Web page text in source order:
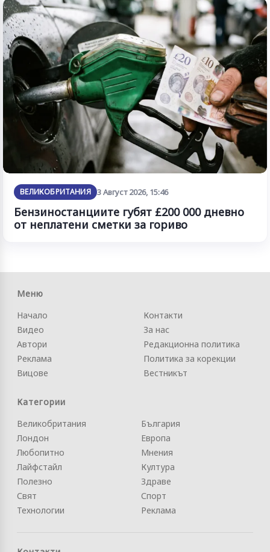
ВЕЛИКОБРИТАНИЯ 3 Август 2026, 15:46
Бензиностанциите губят £200 000 дневно
от неплатени сметки за гориво
Меню
Начало
Видео
Автори
Реклама
Вицове
Контакти
За нас
Редакционна политика
Политика за корекции
Вестникът
Категории
Великобритания
Лондон
Любопитно
Лайфстайл
Полезно
Свят
Технологии
България
Европа
Мнения
Култура
Здраве
Спорт
Реклама